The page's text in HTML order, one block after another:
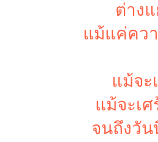
ต่าง
แม้แค่คว
แม้จะ
แม้จะเ
จนถึงวัน